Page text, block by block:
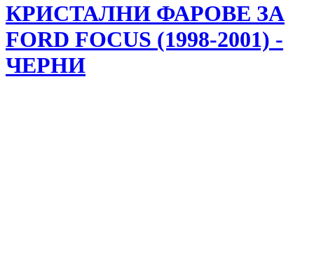
КРИСТАЛНИ ФАРОВЕ ЗА
FORD FOCUS (1998-2001) -
ЧЕРНИ